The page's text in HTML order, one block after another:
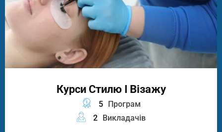
Курси Стилю І Візажу
5
Програм
2
Викладачів